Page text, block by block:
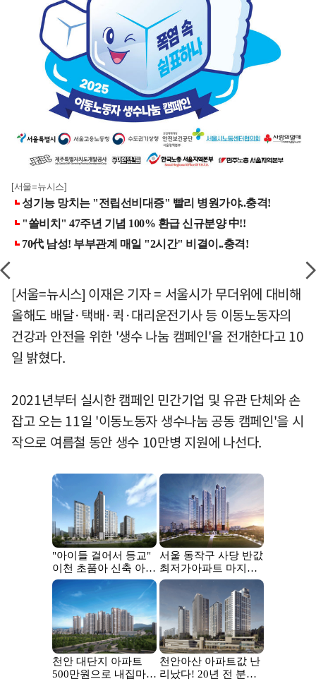
[서울=뉴시스]
[서울=뉴시스] 이재은 기자 = 서울시가 무더위에 대비해
올해도 배달·택배·퀵·대리운전기사 등 이동노동자의
건강과 안전을 위한 '생수 나눔 캠페인'을 전개한다고 10
일 밝혔다.
2021년부터 실시한 캠페인 민간기업 및 유관 단체와 손
잡고 오는 11일 '이동노동자 생수나눔 공동 캠페인'을 시
작으로 여름철 동안 생수 10만병 지원에 나선다.